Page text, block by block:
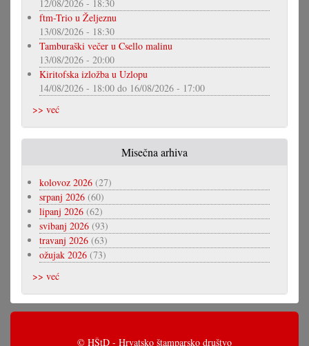
12/08/2026 - 18:30
ftm-Trio u Željeznu
13/08/2026 - 18:30
Tamburaški večer u Csello malinu
13/08/2026 - 20:00
Kiritofska izložba u Uzlopu
14/08/2026 - 18:00 do 16/08/2026 - 17:00
>> već
Misečna arhiva
kolovoz 2026 (27)
srpanj 2026 (60)
lipanj 2026 (62)
svibanj 2026 (93)
travanj 2026 (63)
ožujak 2026 (73)
>> već
© HŠtD - Hrvatsko štamparsko društvo